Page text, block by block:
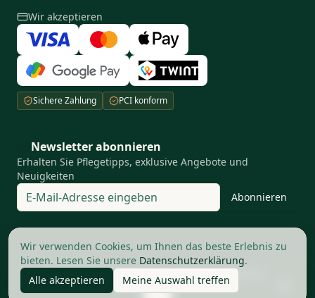
Wir akzeptieren
Sichere Zahlung PCI konform
Newsletter abonnieren
Erhalten Sie Pflegetipps, exklusive Angebote und
Neuigkeiten
Abonnieren
© The Good Barbers AG. Alle Rechte vorbehalten
Ihre Privatsphäre ist uns wichtig
Wir verwenden Cookies, um Ihnen das beste Erlebnis zu
bieten. Lesen Sie unsere Datenschutzerklärung.
Alle akzeptieren
Meine Auswahl treffen